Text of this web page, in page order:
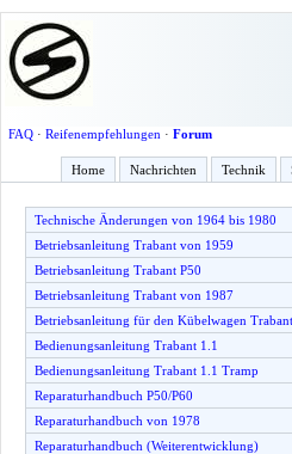
FAQ· Reifenempfehlungen · Forum
Home Nachrichten Technik
Technische Änderungen von 1964 bis 1980
Betriebsanleitung Trabant von 1959
Betriebsanleitung Trabant P50
Betriebsanleitung Trabant von 1987
Betriebsanleitung für den Kübelwagen
Bedienungsanleitung Trabant 1.1
Bedienungsanleitung Trabant 1.1 Tramp
Reparaturhandbuch P50/P60
Reparaturhandbuch von 1978
Reparaturhandbuch (Weiterentwicklung)